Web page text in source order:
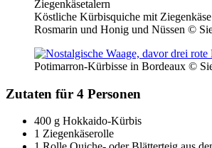
Köstliche Kürbisquiche mit
Rosmarin und Honig und Nüssen ©
Potimarron-Kürbisse in Bordeaux ©
Zutaten für 4 Personen
400 g Hokkaido-Kürbis
1 Ziegenkäserolle